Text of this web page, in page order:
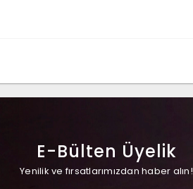
E-Bülten Üyelik
Yenilik ve fırsatlarımızdan haber alın!